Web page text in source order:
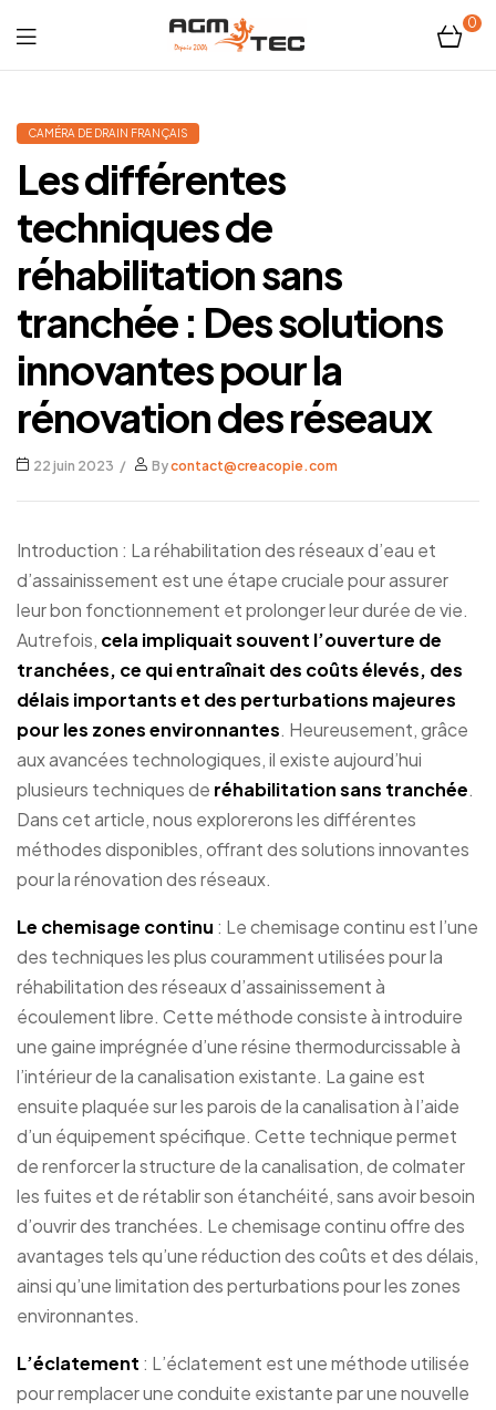
Tubicam®
XL
–
Caméra
d'inspection
Ø50
mm
0
CAMÉRA DE DRAIN FRANÇAIS
Les différentes
techniques de
réhabilitation sans
tranchée : Des solutions
innovantes pour la
rénovation des réseaux
22 juin 2023 Bycontact@creacopie.com
Introduction : La réhabilitation des réseaux d’eau et
d’assainissement est une étape cruciale pour assurer
leur bon fonctionnement et prolonger leur durée de vie.
Autrefois, cela impliquait souvent l’ouverture de
tranchées, ce qui entraînait des coûts élevés, des
délais importants et des perturbations majeures
pour les zones environnantes. Heureusement, grâce
aux avancées technologiques, il existe aujourd’hui
plusieurs techniques de réhabilitation sans tranchée.
Dans cet article, nous explorerons les différentes
méthodes disponibles, offrant des solutions innovantes
pour la rénovation des réseaux.
Le chemisage continu : Le chemisage continu est l’une
des techniques les plus couramment utilisées pour la
réhabilitation des réseaux d’assainissement à
écoulement libre. Cette méthode consiste à introduire
une gaine imprégnée d’une résine thermodurcissable à
l’intérieur de la canalisation existante. La gaine est
ensuite plaquée sur les parois de la canalisation à l’aide
d’un équipement spécifique. Cette technique permet
de renforcer la structure de la canalisation, de colmater
les fuites et de rétablir son étanchéité, sans avoir besoin
d’ouvrir des tranchées. Le chemisage continu offre des
avantages tels qu’une réduction des coûts et des délais,
ainsi qu’une limitation des perturbations pour les zones
environnantes.
L’éclatement : L’éclatement est une méthode utilisée
pour remplacer une conduite existante par une nouvelle